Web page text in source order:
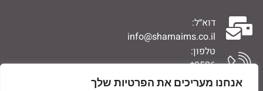
אנחנו מעריכים את הפרטיות שלך
דוא״ל:
info@shamaims.co.il
טלפון:
9526*
0776704994